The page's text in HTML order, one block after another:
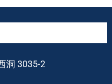
洞 3035-2